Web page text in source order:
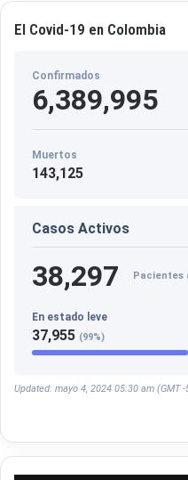
El Covid-19 en Colombia
Confirmados
6,389,995
Muertos
143,125
Casos Activos
38,297
En estado leve
37,955 (99%)
Updated: mayo 4, 2024 05:30 am (GMT -